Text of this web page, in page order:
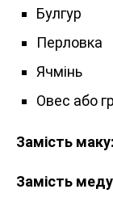
Булгур
Перловка
Ячмінь
Овес або
Замість маку:
Замість